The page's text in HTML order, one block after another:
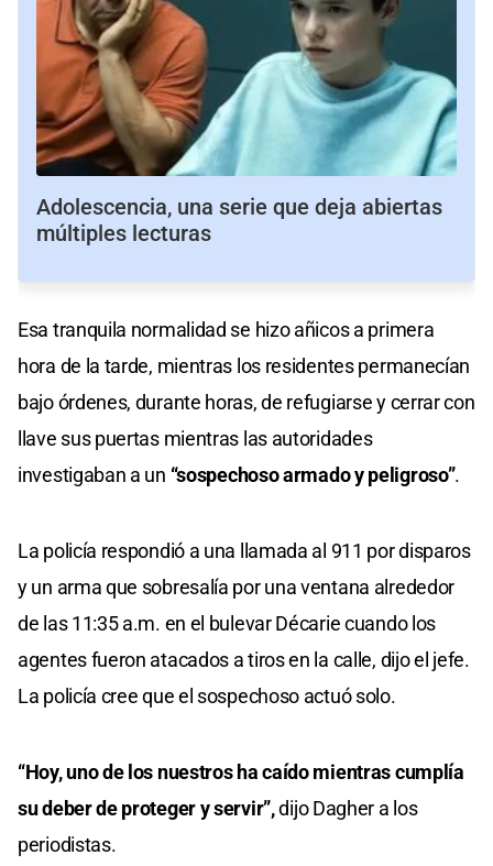
Adolescencia, una serie que deja abiertas
múltiples lecturas
Esa tranquila normalidad se hizo añicos a primera
hora de la tarde, mientras los residentes permanecían
bajo órdenes, durante horas, de refugiarse y cerrar con
llave sus puertas mientras las autoridades
investigaban a un “sospechoso armado y peligroso”.
La policía respondió a una llamada al 911 por disparos
y un arma que sobresalía por una ventana alrededor
de las 11:35 a.m. en el bulevar Décarie cuando los
agentes fueron atacados a tiros en la calle, dijo el jefe.
La policía cree que el sospechoso actuó solo.
“Hoy, uno de los nuestros ha caído mientras cumplía
su deber de proteger y servir”,dijo Dagher a los
periodistas.